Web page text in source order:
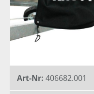
Art-Nr: 406682.001